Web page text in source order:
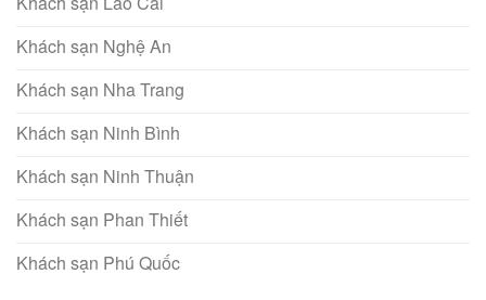
Khách sạn Nghệ An
Khách sạn Nha Trang
Khách sạn Ninh Bình
Khách sạn Ninh Thuận
Khách sạn Phan Thiết
Khách sạn Phú Quốc